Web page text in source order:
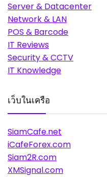
Server & Datacenter
Network & LAN
POS & Barcode
IT Reviews
Security & CCTV
IT Knowledge
เว็บในเครือ
SiamCafe.net
iCafeForex.com
Siam2R.com
XMSignal.com